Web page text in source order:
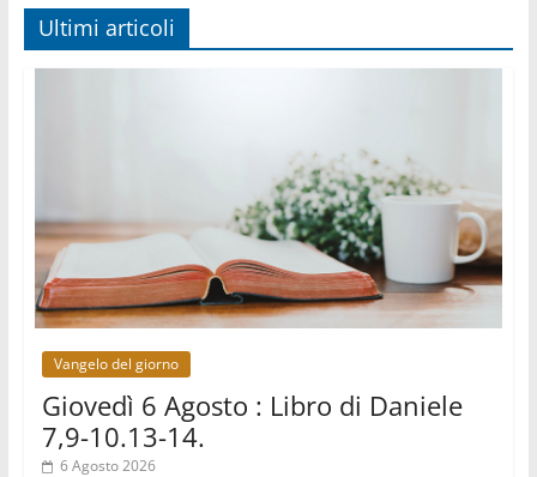
05.08.2026
I giovani attendono il Papa ad Assisi: "I social
non saziano, vogliamo cose grandi"
Dal Papa all'udienza generale la forza del "circolo
05.08.2026
Ucraina, il nunzio: preoccupa sentire chi benedice
la guerra. Il Papa unica voce di pace
05.08.2026
Venezuela, don Pagniello: "Nel dolore, una
Chiesa che non si arrende"
Ultimi articoli
Vangelo del giorno
Giovedì 6 Agosto : Libro di Daniele
7,9-10.13-14.
6 Agosto 2026